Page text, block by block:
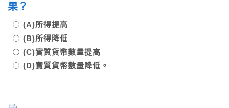
果？
(A)所得提高
(B)所得降低
(C)實質貨幣數量提高
(D)實質貨幣數量降低。